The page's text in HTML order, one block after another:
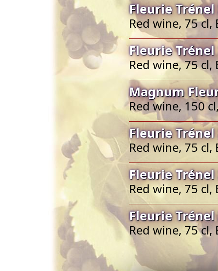
Fleurie Trénel
Red wine, 75 cl,
Fleurie Trénel
Red wine, 75 cl,
Magnum
Red wine, 150
Fleurie Trénel
Red wine, 75 cl,
Fleurie Trénel
Red wine, 75 cl,
Fleurie Trénel
Red wine, 75 cl,